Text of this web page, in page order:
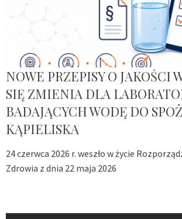
NOWE PRZEPISY O JAKOŚCI
SIĘ ZMIENIA DLA
BADAJĄCYCH WODĘ DO
KĄPIELISKA
24 czerwca 2026 r. weszło w życie
Zdrowia z dnia 22 maja 2026